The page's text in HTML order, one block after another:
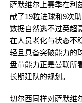
萨默维尔上赛季在利
献了19粒进球和9次
数据自然逃不过英超
在人员老化与状态不
轻且具备突破能力的
盘带能力正是曼联所
长期建队的规划。
切尔西同样对萨默维